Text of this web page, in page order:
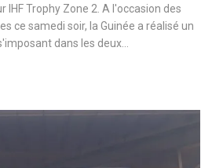
IHF Trophy Zone 2. A l'occasion des
ce samedi soir, la Guinée a réalisé un
dans les deux…